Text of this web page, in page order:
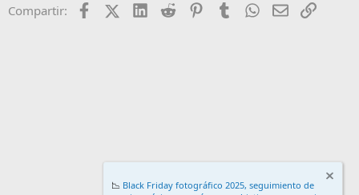
Compartir: FacebookX (Twitter)
LinkedIn
Reddit PinterestTumblr WhatsApp
EmailEnlace
📉 Black Friday fotográfico 2025, seguimiento de